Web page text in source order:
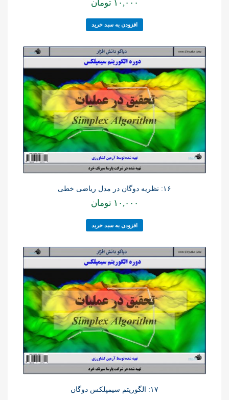
۱۰,۰۰۰ تومان
افزودن به سبد خرید
۱۶: نظریه دوگان در مدل ریاضی خطی
۱۰,۰۰۰ تومان
افزودن به سبد خرید
۱۷: الگوریتم سیمپلکس دوگان